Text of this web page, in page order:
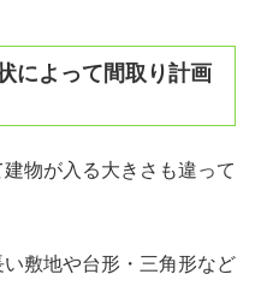
によって間取り計画
物が入る大きさも違って
敷地や台形・三角形など